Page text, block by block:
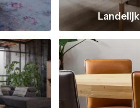
Landelijk